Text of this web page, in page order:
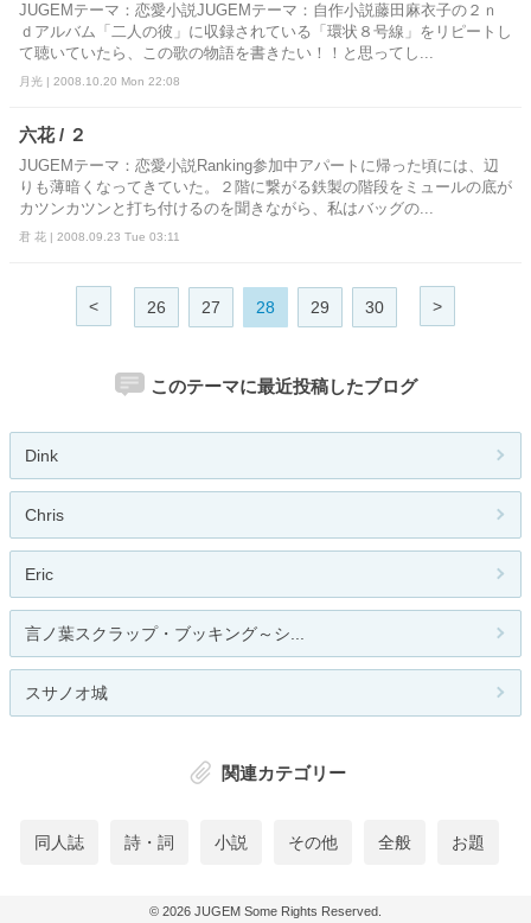
JUGEMテーマ：恋愛小説JUGEMテーマ：自作小説藤田麻衣子の２ｎ
ｄアルバム「二人の彼」に収録されている「環状８号線」をリピートし
て聴いていたら、この歌の物語を書きたい！！と思ってし...
月光 | 2008.10.20 Mon 22:08
六花 / ２
JUGEMテーマ：恋愛小説Ranking参加中アパートに帰った頃には、辺
りも薄暗くなってきていた。２階に繋がる鉄製の階段をミュールの底が
カツンカツンと打ち付けるのを聞きながら、私はバッグの...
君 花 | 2008.09.23 Tue 03:11
< 26 27 28 29 30 >
このテーマに最近投稿したブログ
Dink
Chris
Eric
言ノ葉スクラップ・ブッキング～シ...
スサノオ城
関連カテゴリー
同人誌 詩・詞 小説 その他 全般 お題
© 2026 JUGEM Some Rights Reserved.